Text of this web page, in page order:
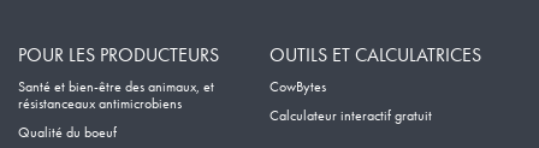
POUR LES PRODUCTEURS
Santé et bien-être des animaux, et
résistanceaux antimicrobiens
Qualité du boeuf
OUTILS ET CALCULATRICES
CowBytes
Calculateur interactif gratuit